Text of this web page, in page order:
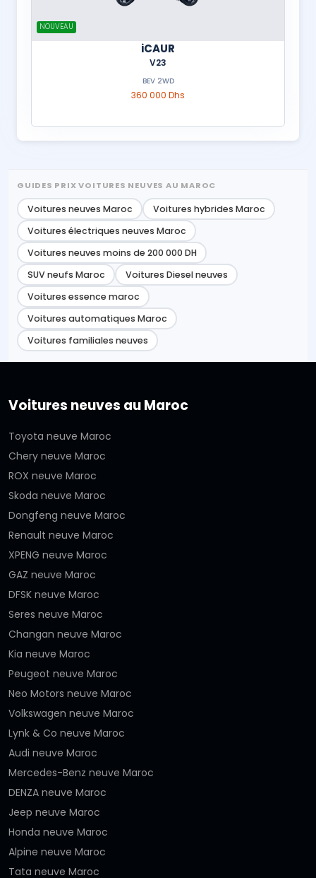
NOUVEAU
iCAUR
V23
BEV 2WD
360 000 Dhs
GUIDES PRIX VOITURES NEUVES AU MAROC
Voitures neuves Maroc
Voitures hybrides Maroc
Voitures électriques neuves Maroc
Voitures neuves moins de 200 000 DH
SUV neufs Maroc
Voitures Diesel neuves
Voitures essence maroc
Voitures automatiques Maroc
Voitures familiales neuves
Voitures neuves au Maroc
Toyota neuve Maroc
Chery neuve Maroc
ROX neuve Maroc
Skoda neuve Maroc
Dongfeng neuve Maroc
Renault neuve Maroc
XPENG neuve Maroc
GAZ neuve Maroc
DFSK neuve Maroc
Seres neuve Maroc
Changan neuve Maroc
Kia neuve Maroc
Peugeot neuve Maroc
Neo Motors neuve Maroc
Volkswagen neuve Maroc
Lynk & Co neuve Maroc
Audi neuve Maroc
Mercedes-Benz neuve Maroc
DENZA neuve Maroc
Jeep neuve Maroc
Honda neuve Maroc
Alpine neuve Maroc
Tata neuve Maroc